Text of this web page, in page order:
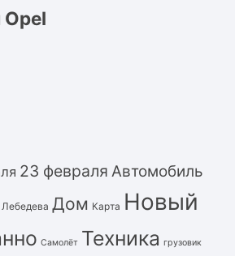
Opel
23 февраля Автомобиль
Дом Карта Новый
Самолёт Техника грузовик